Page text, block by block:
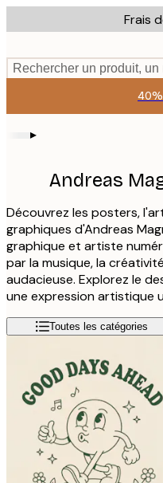
to
content.
Frais
Rechercher un produit, un
▸
Andreas
Découvrez les posters,
graphiques d'Andreas
graphique et artiste
par la musique, la
audacieuse. Explorez le
une expression artistique
Toutes les catégories